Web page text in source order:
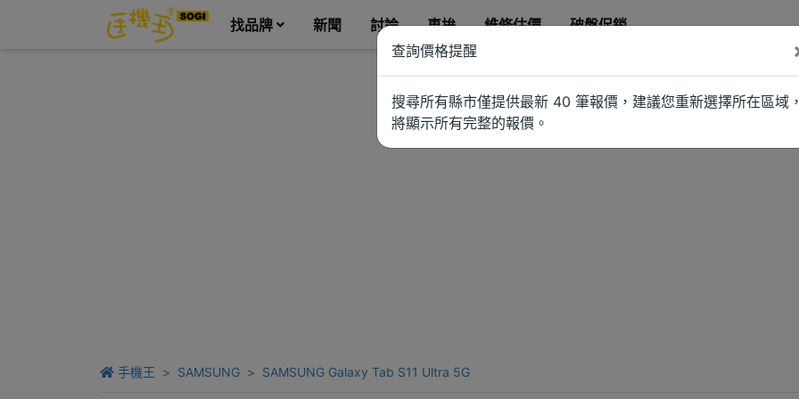
找品牌 新聞 討論 車拚 維修估價 破盤促銷
手機王 SAMSUNG SAMSUNG Galaxy Tab S11 Ultra 5G
查詢價格提醒
搜尋所有縣市僅提供最新 40 筆報價，建議您重新選擇所在區域
將顯示所有完整的報價。